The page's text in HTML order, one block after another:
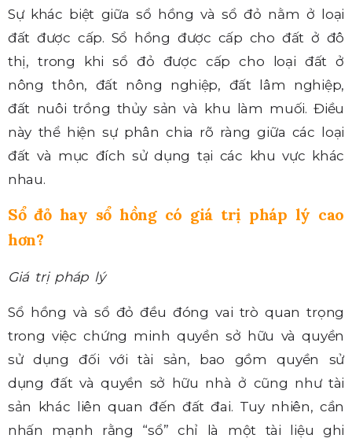
Sự khác biệt giữa sổ hồng và sổ đỏ nằm ở loại
đất được cấp. Sổ hồng được cấp cho đất ở đô
thị, trong khi sổ đỏ được cấp cho loại đất ở
nông thôn, đất nông nghiệp, đất lâm nghiệp,
đất nuôi trồng thủy sản và khu làm muối. Điều
này thể hiện sự phân chia rõ ràng giữa các loại
đất và mục đích sử dụng tại các khu vực khác
nhau.
Sổ đỏ hay sổ hồng có giá trị pháp lý cao
hơn?
Giá trị pháp lý
Sổ hồng và sổ đỏ đều đóng vai trò quan trọng
trong việc chứng minh quyền sở hữu và quyền
sử dụng đối với tài sản, bao gồm quyền sử
dụng đất và quyền sở hữu nhà ở cũng như tài
sản khác liên quan đến đất đai. Tuy nhiên, cần
nhấn mạnh rằng “sổ” chỉ là một tài liệu ghi